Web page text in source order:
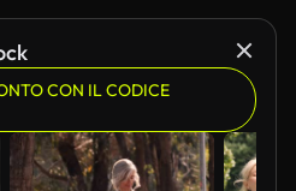
CON IL CODICE